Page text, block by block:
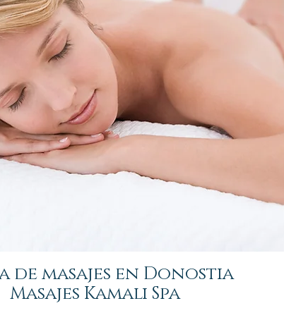
de masajes en Donostia
Masajes Kamali Spa